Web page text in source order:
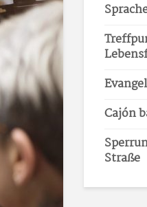
Cajón
Straße